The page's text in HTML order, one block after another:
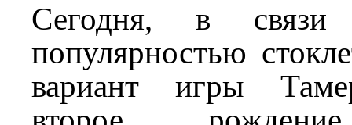
Сегодня, в
популярностью
вариант игры